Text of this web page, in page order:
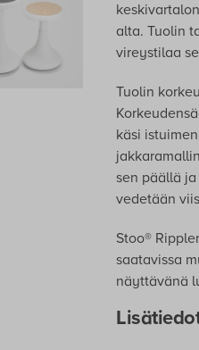
alta. Tuolin
vireystilaa
Tuolin
käsi
sen päällä
vedetään
Stoo®
saatavissa
näyttävänä